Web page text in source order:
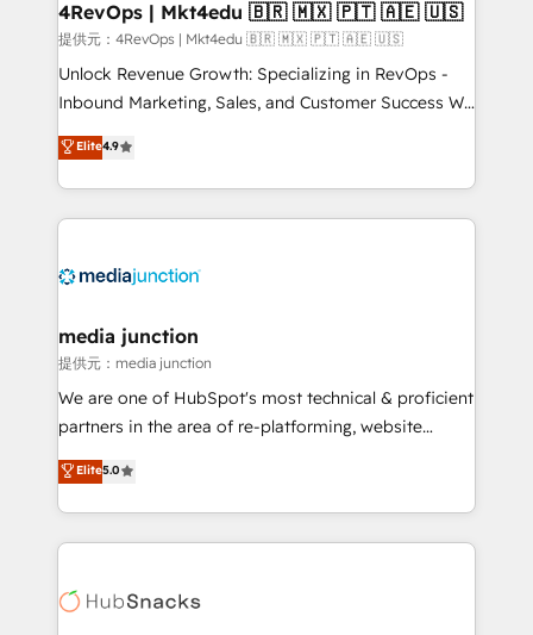
4RevOps | Mkt4edu 🇧🇷 🇲🇽 🇵🇹 🇦🇪 🇺🇸
提供元：4RevOps | Mkt4edu 🇧🇷 🇲🇽 🇵🇹 🇦🇪 🇺🇸
Unlock Revenue Growth: Specializing in RevOps -
Inbound Marketing, Sales, and Customer Success We
specialize in driving revenue growth for companies
across industries through tailored marketing, sales,
and customer success strategies, utilizing RevOps
methodologies. As Latin America's largest HubSpot
offer unparalleled insights. Operating in five
Mexico, USA, and Portugal—we've executed over a
hundred successful operations. Our approach,
rooted in RevOps principles, integrates analysis,
training, planning, and qualification. Leveraging
inbound marketing tactics, we focus on
understanding, nurturing, and converting leads.
competitive market.
Elite4.9
media junction
提供元：media junction
We are one of HubSpot's most technical & proficient
partners in the area of re-platforming, website
design & development. We specialize in multi-hub
implementations for mid-market & enterprise
companies. We are woman-owned, powered by
coffee, and we ❤️ dogs. We produce award-winning
Impact Award 🏆2022 Technical Expertise Impact
Elite5.0